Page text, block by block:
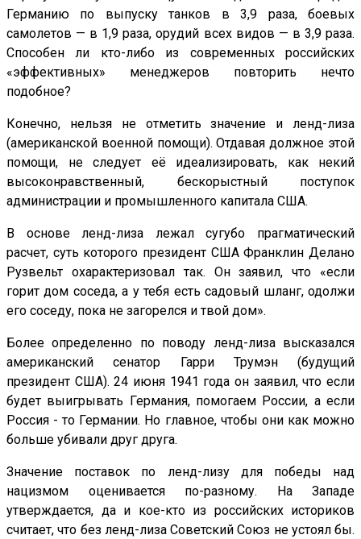
Германию по выпуску танков в 3,9 раза, боевых
самолетов — в 1,9 раза, орудий всех видов — в 3,9 раза.
Способен ли кто-либо из современных российских
«эффективных» менеджеров повторить нечто
подобное?
Конечно, нельзя не отметить значение и ленд-лиза
(американской военной помощи). Отдавая должное этой
помощи, не следует её идеализировать, как некий
высоконравственный, бескорыстный поступок
администрации и промышленного капитала США.
В основе ленд-лиза лежал сугубо прагматический
расчет, суть которого президент США Франклин Делано
Рузвельт охарактеризовал так. Он заявил, что «если
горит дом соседа, а у тебя есть садовый шланг, одолжи
его соседу, пока не загорелся и твой дом».
Более определенно по поводу ленд-лиза высказался
американский сенатор Гарри Трумэн (будущий
президент США). 24 июня 1941 года он заявил, что если
будет выигрывать Германия, помогаем России, а если
Россия - то Германии. Но главное, чтобы они как можно
больше убивали друг друга.
Значение поставок по ленд-лизу для победы над
нацизмом оценивается по-разному. На Западе
утверждается, да и кое-кто из российских историков
считает, что без ленд-лиза Советский Союз не устоял бы.